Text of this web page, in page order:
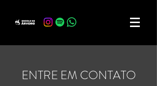
ENTRE EM CONTATO